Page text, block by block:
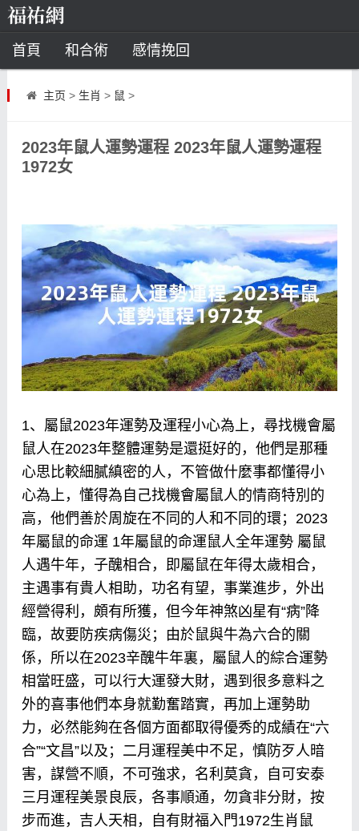
首頁 和合術 感情挽回
道教法事
風水 招財方法
白羊座 水瓶座 摩羯座 射手座
算命
八字命理 八字合婚 運勢測算
主页 > 生肖 > 鼠 >
2023年鼠人運勢運程 2023年鼠人運勢運程
1972女
1、屬鼠2023年運勢及運程小心為上，尋找機會屬
鼠人在2023年整體運勢是還挺好的，他們是那種
心思比較細膩縝密的人，不管做什麼事都懂得小
心為上，懂得為自己找機會屬鼠人的情商特別的
高，他們善於周旋在不同的人和不同的環；2023
年屬鼠的命運 1年屬鼠的命運鼠人全年運勢 屬鼠
人遇牛年，子醜相合，即屬鼠在年得太歲相合，
主遇事有貴人相助，功名有望，事業進步，外出
經營得利，頗有所獲，但今年神煞凶星有“病”降
臨，故要防疾病傷災；由於鼠與牛為六合的關
係，所以在2023辛醜牛年裏，屬鼠人的綜合運勢
相當旺盛，可以行大運發大財，遇到很多意料之
外的喜事他們本身就勤奮踏實，再加上運勢助
力，必然能夠在各個方面都取得優秀的成績在“六
合”“文昌”以及；二月運程美中不足，慎防歹人暗
害，謀營不順，不可強求，名利莫貪，自可安泰
三月運程美景良辰，各事順通，勿貪非分財，按
步而進，吉人天相，自有財福入門1972生肖鼠